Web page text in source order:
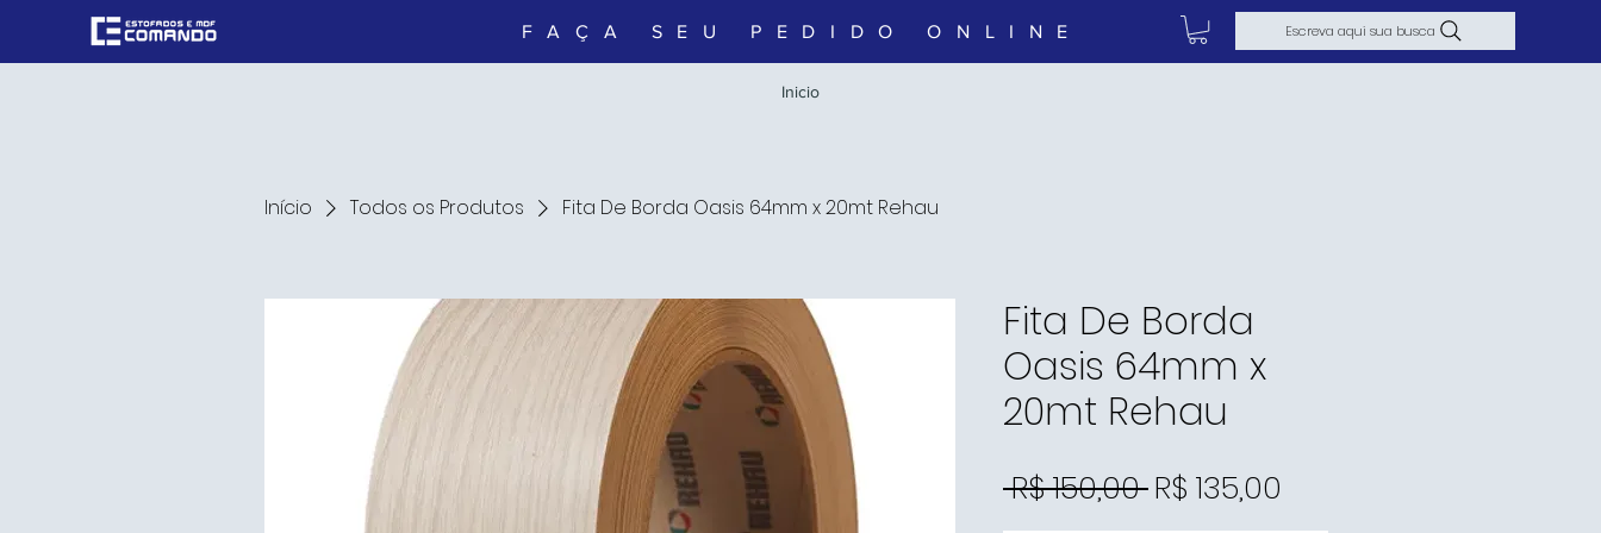
FAÇA SEU PEDIDO ONLINE Escreva aqui sua busca
Inicio
Início Todos os Produtos Fita De Borda Oasis 64mm x 20mt Rehau
Fita De Borda
Oasis 64mm x
20mt Rehau
R$ 150,00 Preço
R$ 135,00